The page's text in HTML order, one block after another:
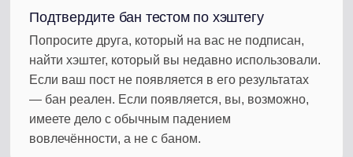
Подтвердите бан тестом по хэштегу
Попросите друга, который на вас не подписан,
найти хэштег, который вы недавно использовали.
Если ваш пост не появляется в его результатах
— бан реален. Если появляется, вы, возможно,
имеете дело с обычным падением
вовлечённости, а не с баном.